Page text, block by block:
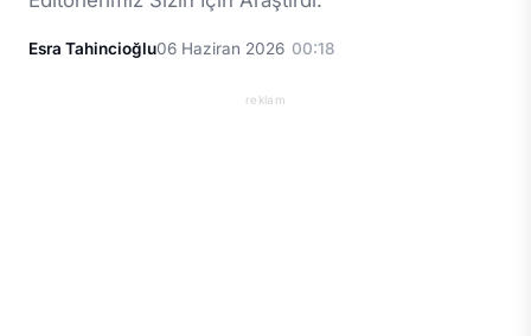
Esra Tahincioğlu06 Haziran 2026 00:18
reklam